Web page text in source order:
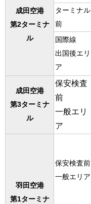
成田空港
第2ターミナ
ル
ターミナル
前
国際線
出国後エリ
ア
成田空港
第3ターミナ
ル
保安検査
前
一般エリ
ア
羽田空港
第1ターミナ
保安検査前
一般エリア